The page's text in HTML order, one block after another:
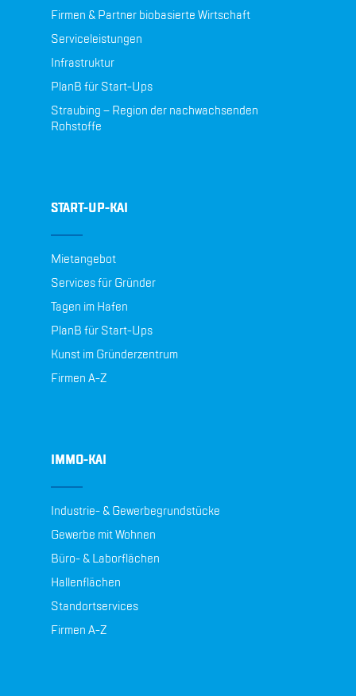
Firmen & Partner biobasierte Wirtschaft
Serviceleistungen
Infrastruktur
PlanB für Start-Ups
Straubing – Region der nachwachsenden
Rohstoffe
START-UP-KAI
Mietangebot
Services für Gründer
Tagen im Hafen
PlanB für Start-Ups
Kunst im Gründerzentrum
Firmen A-Z
IMMO-KAI
Industrie- & Gewerbegrundstücke
Gewerbe mit Wohnen
Büro- & Laborflächen
Hallenflächen
Standortservices
Firmen A-Z